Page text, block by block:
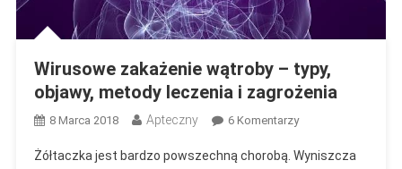
Wirusowe zakażenie wątroby – typy,
objawy, metody leczenia i zagrożenia
8 Marca 2018 Apteczny 6 KomentarzyDo
Zakażenie
Żółtaczka jest bardzo powszechną chorobą. Wyniszcza